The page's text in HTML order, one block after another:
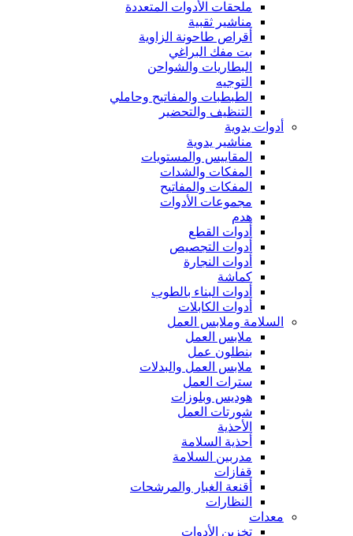
ملحقات الأدوات المتعددة
مناشير ثقبية
أقراص طاحونة الزاوية
بت مفك البراغي
البطاريات والشواحن
التوجيه
الطبطبات والمفاتيح وحاملي
التنظيف والتحضير
أدوات يدوية
مناشير يدوية
المقاييس والمستويات
المفكات والشدات
المفكات والمفاتيح
مجموعات الأدوات
هدم
أدوات القطع
أدوات التجصيص
أدوات النجارة
كماشة
أدوات البناء بالطوب
أدوات الكابلات
السلامة وملابس العمل
ملابس العمل
بنطلون عمل
ملابس العمل والبدلات
سترات العمل
هوديس وبلوزات
شورتات العمل
الأحذية
أحذية السلامة
مدربين السلامة
قفازات
أقنعة الغبار والمرشحات
النظارات
معدات
تخزين الأدوات